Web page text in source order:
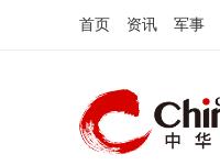
首页 资讯 军事